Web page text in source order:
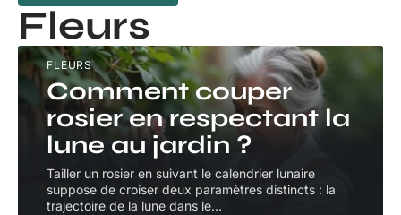
Fleurs
FLEURS
Comment couper
rosier en respectant la
lune au jardin ?
Tailler un rosier en suivant le calendrier lunaire
suppose de croiser deux paramètres distincts : la
trajectoire de la lune dans le…